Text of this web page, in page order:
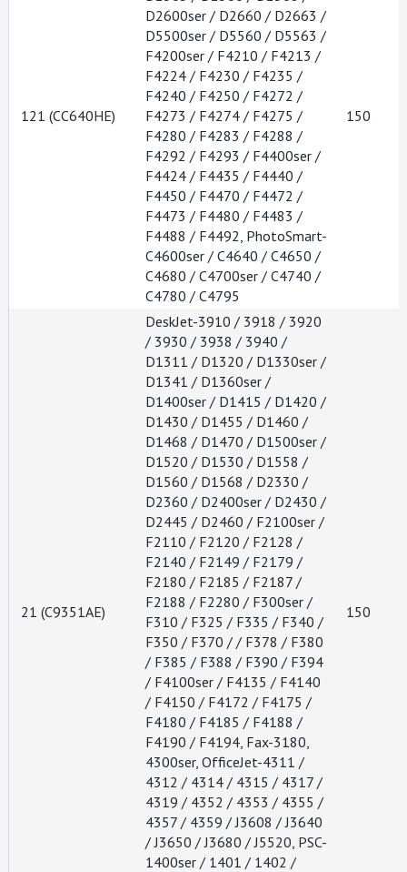
121 (CC640HE)
D2600ser / D2660 / D2663 /
D5500ser / D5560 / D5563 /
F4200ser / F4210 / F4213 /
F4224 / F4230 / F4235 /
F4240 / F4250 / F4272 /
F4273 / F4274 / F4275 /
F4280 / F4283 / F4288 /
F4292 / F4293 / F4400ser /
F4424 / F4435 / F4440 /
F4450 / F4470 / F4472 /
F4473 / F4480 / F4483 /
F4488 / F4492, PhotoSmart-
C4600ser / C4640 / C4650 /
C4680 / C4700ser / C4740 /
C4780 / C4795
150
21 (C9351AE)
DeskJet-3910 / 3918 / 3920
/ 3930 / 3938 / 3940 /
D1311 / D1320 / D1330ser /
D1341 / D1360ser /
D1400ser / D1415 / D1420 /
D1430 / D1455 / D1460 /
D1468 / D1470 / D1500ser /
D1520 / D1530 / D1558 /
D1560 / D1568 / D2330 /
D2360 / D2400ser / D2430 /
D2445 / D2460 / F2100ser /
F2110 / F2120 / F2128 /
F2140 / F2149 / F2179 /
F2180 / F2185 / F2187 /
F2188 / F2280 / F300ser /
F310 / F325 / F335 / F340 /
F350 / F370 / / F378 / F380
/ F385 / F388 / F390 / F394
/ F4100ser / F4135 / F4140
/ F4150 / F4172 / F4175 /
F4180 / F4185 / F4188 /
F4190 / F4194, Fax-3180,
4300ser, OfficeJet-4311 /
4312 / 4314 / 4315 / 4317 /
4319 / 4352 / 4353 / 4355 /
4357 / 4359 / J3608 / J3640
/ J3650 / J3680 / J5520, PSC-
1400ser / 1401 / 1402 /
150